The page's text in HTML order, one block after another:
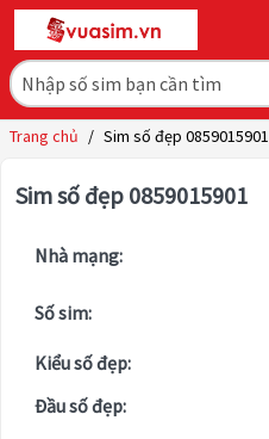
Trang chủ / Sim số đẹp 0859015901
Sim số đẹp 0859015901
Nhà mạng:
Số sim:
Kiểu số đẹp:
Đầu số đẹp: